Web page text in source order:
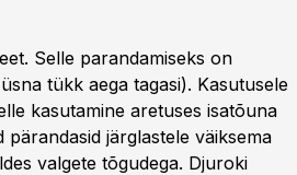
Selle parandamiseks on
tükk aega tagasi). Kasutusele
kasutamine aretuses isatõuna
järglastele väiksema
valgete tõgudega. Djuroki